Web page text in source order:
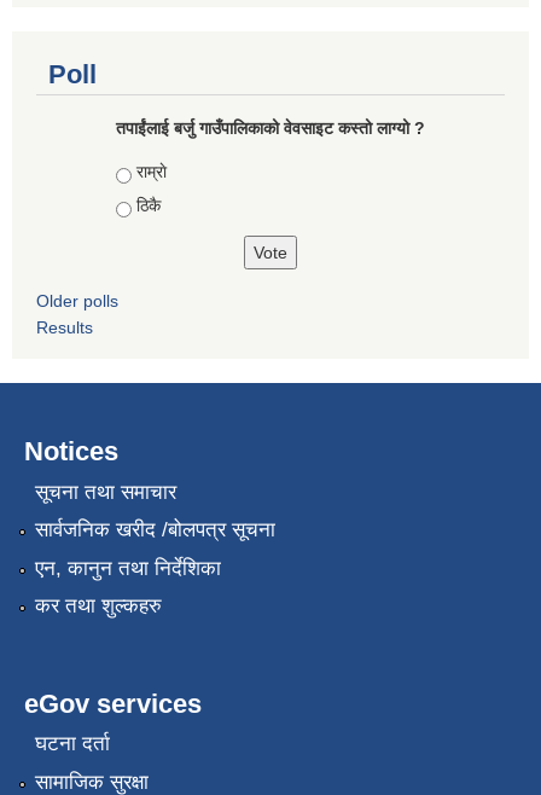
Poll
तपाईंलाई बर्जु गाउँपालिकाको वेवसाइट कस्तो लाग्यो ?
Choices
राम्राे
ठिकै
Older polls
Results
Notices
सूचना तथा समाचार
सार्वजनिक खरीद /बोलपत्र सूचना
एन, कानुन तथा निर्देशिका
कर तथा शुल्कहरु
eGov services
घटना दर्ता
सामाजिक सुरक्षा